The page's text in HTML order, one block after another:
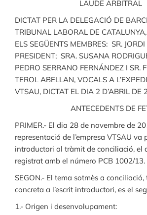
LAUDE ARBITRAL
DICTAT PER LA DELEGACIÓ DE
TRIBUNAL LABORAL DE
ELS SEGÜENTS MEMBRES: SR.
PRESIDENT; SRA. SUSANA
PEDRO SERRANO FERNÁNDEZ I SR.
TEROL ABELLAN, VOCALS A
VTSAU, DICTAT EL DIA 2 D’ABRIL DE
ANTECEDENTS DE
PRIMER.- El dia 28 de novembre de
representació de l’empresa VTSAU va
introductori al tràmit de conciliació, el
registrat amb el número PCB 1002/13.
SEGON.- El tema sotmès a
concreta a l’escrit introductori, es el
1.- Origen i desenvolupament: